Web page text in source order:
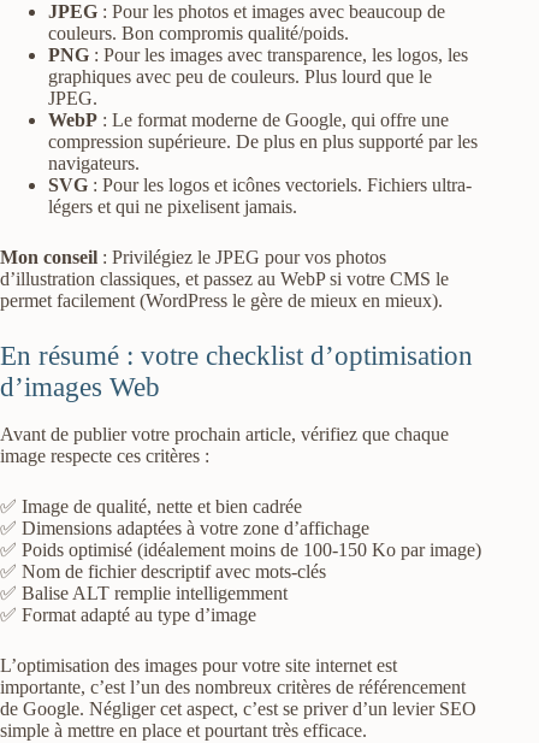
JPEG : Pour les photos et images avec beaucoup de
couleurs. Bon compromis qualité/poids.
PNG : Pour les images avec transparence, les logos, les
graphiques avec peu de couleurs. Plus lourd que le
JPEG.
WebP : Le format moderne de Google, qui offre une
compression supérieure. De plus en plus supporté par les
navigateurs.
SVG : Pour les logos et icônes vectoriels. Fichiers ultra-
légers et qui ne pixelisent jamais.
Mon conseil : Privilégiez le JPEG pour vos photos
d’illustration classiques, et passez au WebP si votre CMS le
permet facilement (WordPress le gère de mieux en mieux).
En résumé : votre checklist d’optimisation
d’images Web
Avant de publier votre prochain article, vérifiez que chaque
image respecte ces critères :
✅ Image de qualité, nette et bien cadrée
✅ Dimensions adaptées à votre zone d’affichage
✅ Poids optimisé (idéalement moins de 100-150 Ko par image)
✅ Nom de fichier descriptif avec mots-clés
✅ Balise ALT remplie intelligemment
✅ Format adapté au type d’image
L’optimisation des images pour votre site internet est
importante, c’est l’un des nombreux critères de référencement
de Google. Négliger cet aspect, c’est se priver d’un levier SEO
simple à mettre en place et pourtant très efficace.